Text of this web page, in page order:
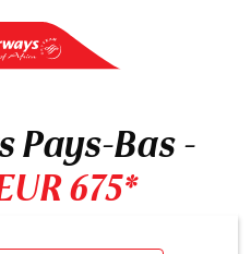
Pays-Bas -
675*